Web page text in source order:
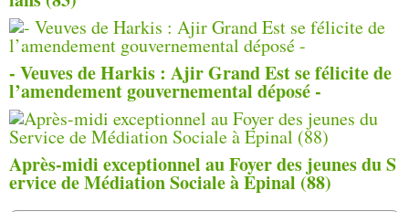
- Veuves de Harkis : Ajir Grand Est se félicite de
l’amendement gouvernemental déposé -
Après-midi exceptionnel au Foyer des jeunes du S
ervice de Médiation Sociale à Epinal (88)